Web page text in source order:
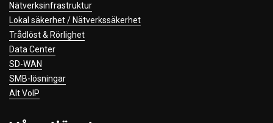
Nätverksinfrastruktur
Lokal säkerhet / Nätverkssäkerhet
Trådlöst & Rörlighet
Data Center
SD-WAN
SMB-lösningar
Alt VoIP